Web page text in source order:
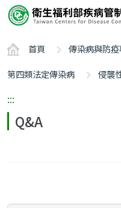
要
容
ALT+C
首頁 傳染病與防
第四類法定傳染病
侵襲
:::
Q&A